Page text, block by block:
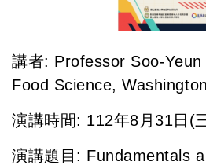
講者: Professor Soo-
Food Science,
演講時間: 112年8月31日
演講題目: Fundamentals